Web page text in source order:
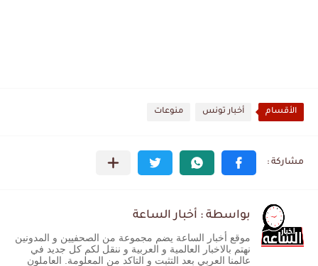
الأقسام أخبار تونس منوعات
بواسطة : أخبار الساعة
موقع أخبار الساعة يضم مجموعة من الصحفيين و المدونين
نهتم بالاخبار العالمية و العربية و ننقل لكم كل جديد في
عالمنا العربي بعد التثبت و التاكد من المعلومة. العاملون